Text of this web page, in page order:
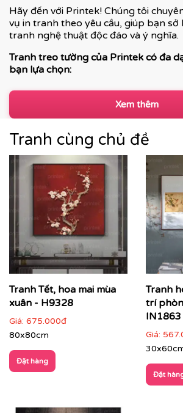
Hãy đến với Printek! Chúng tôi
vụ in tranh theo yêu cầu, giúp bạn
tranh nghệ thuật độc đáo và ý nghĩa.
Tranh treo tường của Printek có đa
bạn lựa chọn:
Xem thêm
Tranh cùng chủ đề
Tranh Tết, hoa mai mùa
xuân - H9328
Giá: 675.000đ
80x80cm
Đặt hàng
Tranh
trí
IN1863
Giá:
Đặt